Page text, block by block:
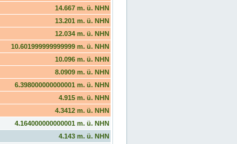
14.667 m. ü. NHN
13.201 m. ü. NHN
12.034 m. ü. NHN
10.601999999999999 m. ü. NHN
10.096 m. ü. NHN
8.0909 m. ü. NHN
6.398000000000001 m. ü. NHN
4.915 m. ü. NHN
4.3412 m. ü. NHN
4.164000000000001 m. ü. NHN
4.143 m. ü. NHN